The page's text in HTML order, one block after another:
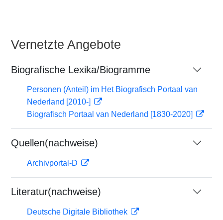
Vernetzte Angebote
Biografische Lexika/Biogramme
Personen (Anteil) im Het Biografisch Portaal van
Nederland [2010-]
Biografisch Portaal van Nederland [1830-2020]
Quellen(nachweise)
Archivportal-D
Literatur(nachweise)
Deutsche Digitale Bibliothek